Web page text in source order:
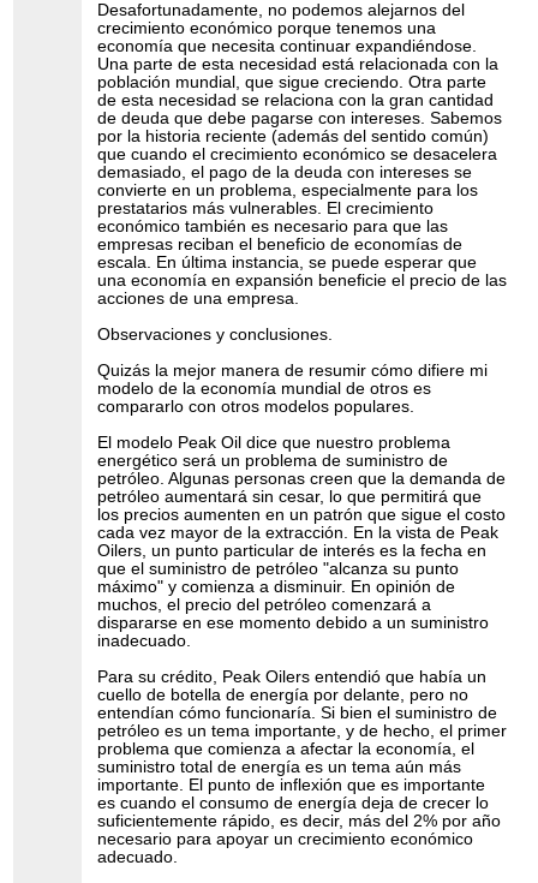
Desafortunadamente, no podemos alejarnos del
crecimiento económico porque tenemos una
economía que necesita continuar expandiéndose.
Una parte de esta necesidad está relacionada con la
población mundial, que sigue creciendo. Otra parte
de esta necesidad se relaciona con la gran cantidad
de deuda que debe pagarse con intereses. Sabemos
por la historia reciente (además del sentido común)
que cuando el crecimiento económico se desacelera
demasiado, el pago de la deuda con intereses se
convierte en un problema, especialmente para los
prestatarios más vulnerables. El crecimiento
económico también es necesario para que las
empresas reciban el beneficio de economías de
escala. En última instancia, se puede esperar que
una economía en expansión beneficie el precio de las
acciones de una empresa.
Observaciones y conclusiones.
Quizás la mejor manera de resumir cómo difiere mi
modelo de la economía mundial de otros es
compararlo con otros modelos populares.
El modelo Peak Oil dice que nuestro problema
energético será un problema de suministro de
petróleo. Algunas personas creen que la demanda de
petróleo aumentará sin cesar, lo que permitirá que
los precios aumenten en un patrón que sigue el costo
cada vez mayor de la extracción. En la vista de Peak
Oilers, un punto particular de interés es la fecha en
que el suministro de petróleo "alcanza su punto
máximo" y comienza a disminuir. En opinión de
muchos, el precio del petróleo comenzará a
dispararse en ese momento debido a un suministro
inadecuado.
Para su crédito, Peak Oilers entendió que había un
cuello de botella de energía por delante, pero no
entendían cómo funcionaría. Si bien el suministro de
petróleo es un tema importante, y de hecho, el primer
problema que comienza a afectar la economía, el
suministro total de energía es un tema aún más
importante. El punto de inflexión que es importante
es cuando el consumo de energía deja de crecer lo
suficientemente rápido, es decir, más del 2% por año
necesario para apoyar un crecimiento económico
adecuado.